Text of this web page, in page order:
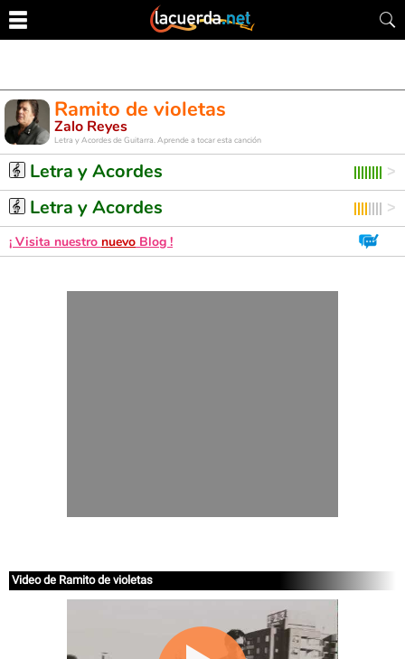
Ramito de violetas
Zalo Reyes
Letra y Acordes de Guitarra. Aprende a tocar esta canción
Letra y Acordes
Letra y Acordes
¡ Visita nuestro nuevo Blog !
Video de Ramito de violetas